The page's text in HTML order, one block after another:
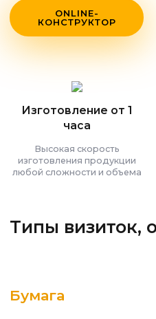
ONLINE-
КОНСТРУКТОР
Изготовление от 1
часа
Высокая скорость
изготовления продукции
любой сложности и объема
Типы визиток,
Бумага